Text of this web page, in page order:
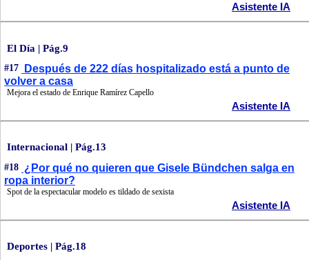
Asistente IA
El Día | Pág.9
#17
Después de 222 días hospitalizado está a punto de
volver a casa
Mejora el estado de Enrique Ramírez Capello
Asistente IA
Internacional | Pág.13
#18 ¿Por qué no quieren que Gisele Bündchen salga en
ropa interior?
Spot de la espectacular modelo es tildado de sexista
Asistente IA
Deportes | Pág.18